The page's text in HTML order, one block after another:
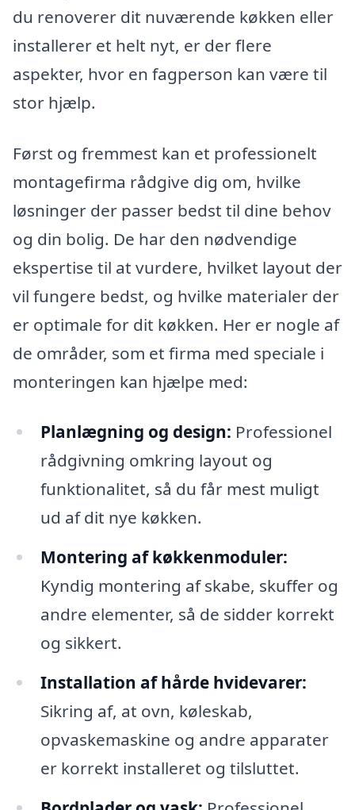
du renoverer dit nuværende køkken eller
installerer et helt nyt, er der flere
aspekter, hvor en fagperson kan være til
stor hjælp.
Først og fremmest kan et professionelt
montagefirma rådgive dig om, hvilke
løsninger der passer bedst til dine behov
og din bolig. De har den nødvendige
ekspertise til at vurdere, hvilket layout der
vil fungere bedst, og hvilke materialer der
er optimale for dit køkken. Her er nogle af
de områder, som et firma med speciale i
monteringen kan hjælpe med:
Planlægning og design: Professionel
rådgivning omkring layout og
funktionalitet, så du får mest muligt
ud af dit nye køkken.
Montering af køkkenmoduler:
Kyndig montering af skabe, skuffer og
andre elementer, så de sidder korrekt
og sikkert.
Installation af hårde hvidevarer:
Sikring af, at ovn, køleskab,
opvaskemaskine og andre apparater
er korrekt installeret og tilsluttet.